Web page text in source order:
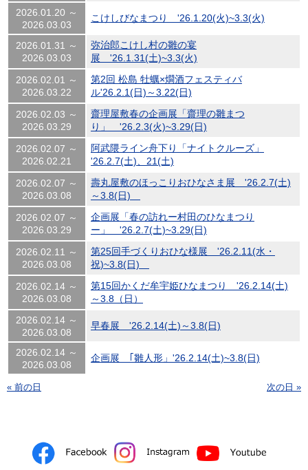
2026.01.20 ～
2026.03.03
こけしびなまつり '26.1.20(火)~3.3(火)
2026.01.31 ～
2026.03.03
弥治郎こけし村の雛の宴
展 '26.1.31(土)~3.3(火)
2026.02.01 ～
2026.03.22
第2回 松島 牡蠣×燗酒フェスティバ
ル'26.2.1(日)～3.22(日)
2026.02.03 ～
2026.03.29
齋理屋敷春の企画展「齋理の雛まつ
り」 '26.2.3(火)~3.29(日)
2026.02.07 ～
2026.02.21
阿武隈ライン舟下り「ナイトクルーズ」
'26.2.7(土)、21(土)
2026.02.07 ～
2026.03.08
壽丸屋敷のほっこりおひなさま展 '26.2.7(土)
～3.8(日)
2026.02.07 ～
2026.03.29
企画展「春の訪れー村田のひなまつり
ー」 '26.2.7(土)~3.29(日)
2026.02.11 ～
2026.03.08
第25回手づくりおひな様展 '26.2.11(水・
祝)~3.8(日)
2026.02.14 ～
2026.03.08
第15回かくだ牟宇姫ひなまつり '26.2.14(土)
～3.8（日）
2026.02.14 ～
2026.03.08
早春展 '26.2.14(土)～3.8(日)
2026.02.14 ～
2026.03.08
企画展 ｢雛人形」'26.2.14(土)~3.8(日)
« 前の日 次の日 »